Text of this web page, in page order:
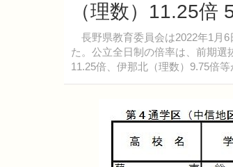
（理数）11.25倍
長野県教育委員会は2022年1月6
た。公立全日制の倍率は、前期選
11.25倍、伊那北（理数）9.75倍等